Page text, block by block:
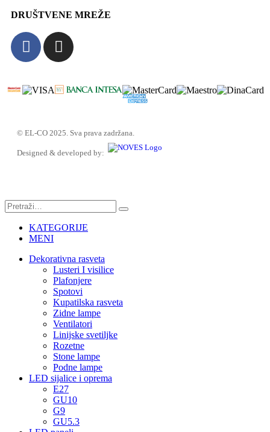
DRUŠTVENE MREŽE
© EL-CO 2025. Sva prava zadržana.
Designed & developed by:
KATEGORIJE
MENI
Dekorativna rasveta
Lusteri I visilice
Plafonjere
Spotovi
Kupatilska rasveta
Zidne lampe
Ventilatori
Linijske svetiljke
Rozetne
Stone lampe
Podne lampe
LED sijalice i oprema
E27
GU10
G9
GU5.3